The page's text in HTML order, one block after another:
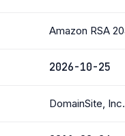
Amazon RSA
2026-10-25
DomainSite, Inc.